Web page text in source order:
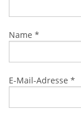
Name *
E-Mail-Adresse *